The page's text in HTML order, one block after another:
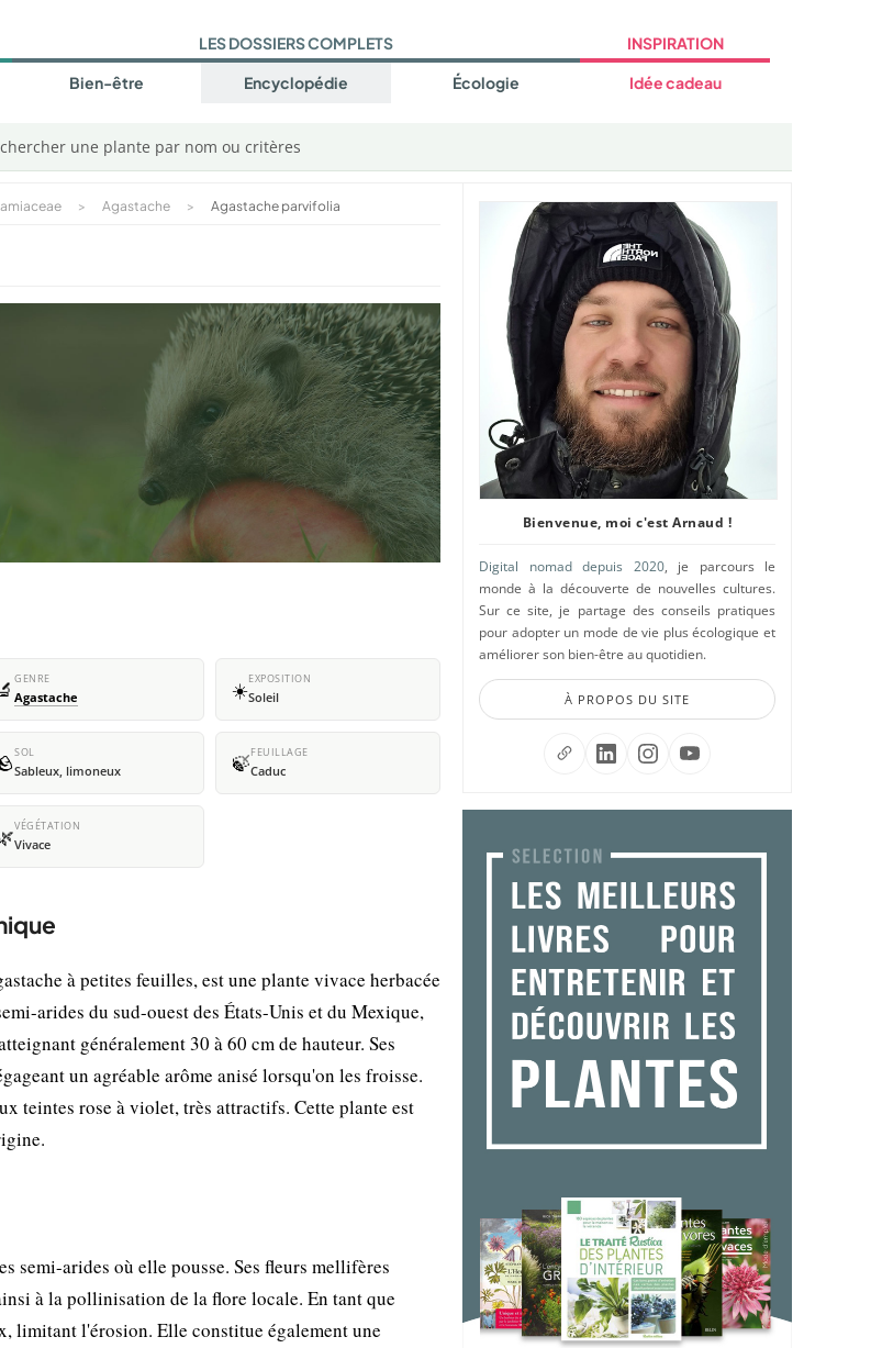
LES DOSSIERS COMPLETS
Bien-être Encyclopédie Écologie
INSPIRATION
Idée cadeau
une plante par nom ou critères
> Agastache > Agastache parvifolia
🔬 GENRE
Agastache ☀️EXPOSITION
Soleil
SOL
Sableux, limoneux 🍃FEUILLAGE
Caduc
VÉGÉTATION
Vivace
à petites feuilles, est une plante vivace herbacée
arides du sud-ouest des États-Unis et du Mexique,
généralement 30 à 60 cm de hauteur. Ses
un agréable arôme anisé lorsqu'on les froisse.
teintes rose à violet, très attractifs. Cette plante est
semi-arides où elle pousse. Ses fleurs mellifères
à la pollinisation de la flore locale. En tant que
limitant l'érosion. Elle constitue également une
Bienvenue, moi c'est Arnaud !
Digital nomad depuis 2020, je parcours le
monde à la découverte de nouvelles cultures.
Sur ce site, je partage des conseils pratiques
pour adopter un mode de vie plus écologique et
améliorer son bien-être au quotidien.
À PROPOS DU SITE